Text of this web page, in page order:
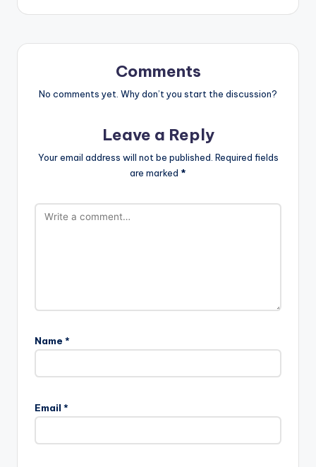
Comments
No comments yet. Why don’t you start the discussion?
Leave a Reply
Your email address will not be published. Required fields
are marked *
Name *
Email *